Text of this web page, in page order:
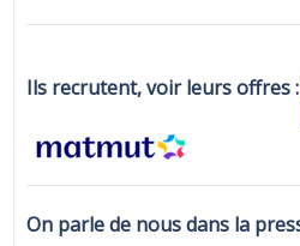
Ils recrutent, voir leurs offres
On parle de nous dans la